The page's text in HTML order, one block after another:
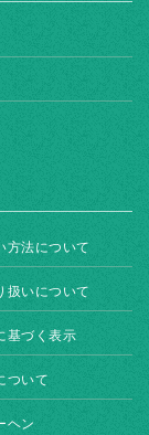
方法について
扱いについて
基づく表示
ついて
ヘン